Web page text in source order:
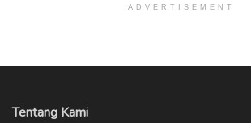
ADVERTISEMENT
Tentang Kami